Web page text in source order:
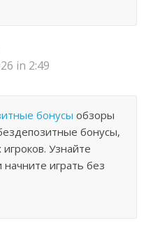
in 2:49
бонусы обзоры
бонусы,
Узнайте
начните играть без